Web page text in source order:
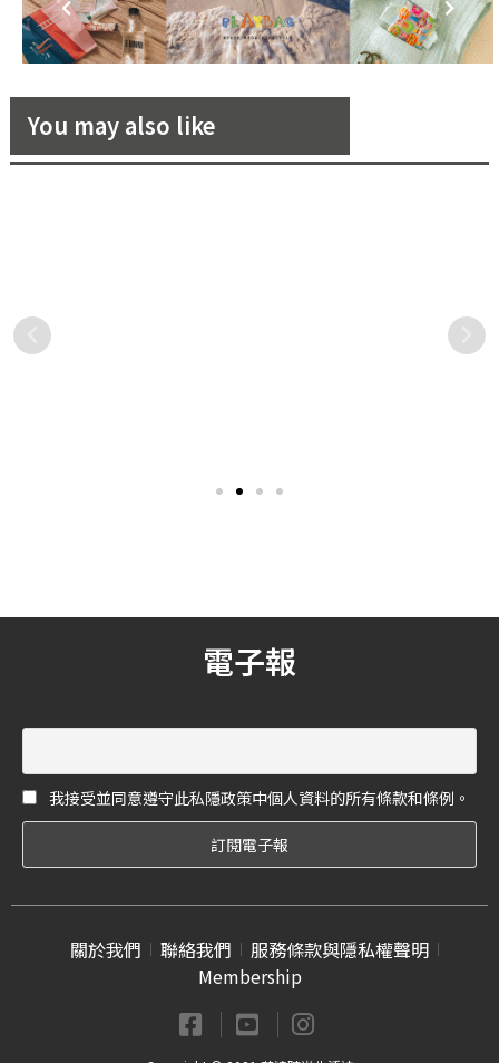
You may also like
Jean-Michel Basquiat x
中，精心選取八幅作品汲取
夏日炎炎就是要玩水！盤點 5
池 Villa，讓你們在台灣就有
電子報
我接受並同意遵守此私隱政策中個人資料的所有條款和條例。
關於我們 聯絡我們
服務條款與隱私權聲明
Membership